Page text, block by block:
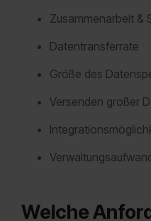
Zusammenarbeit &
Datentransferrate
Größe des
Versenden großer
Welche